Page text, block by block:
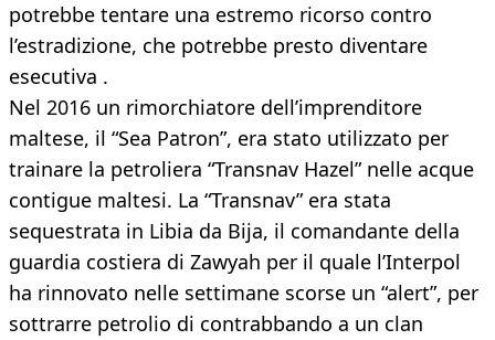
potrebbe tentare una estremo ricorso contro
l’estradizione, che potrebbe presto diventare
esecutiva .
Nel 2016 un rimorchiatore dell’imprenditore
maltese, il “Sea Patron”, era stato utilizzato per
trainare la petroliera “Transnav Hazel” nelle acque
contigue maltesi. La “Transnav” era stata
sequestrata in Libia da Bija, il comandante della
guardia costiera di Zawyah per il quale l’Interpol
ha rinnovato nelle settimane scorse un “alert”, per
sottrarre petrolio di contrabbando a un clan